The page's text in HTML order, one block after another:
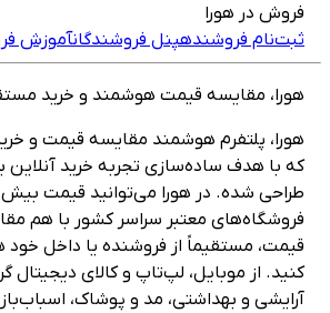
در هورا
فروشندهپنل فروشندگانآموزش فروش
مقایسه قیمت هوشمند و خرید مستقیم
پلتفرم هوشمند مقایسه قیمت و خرید
با هدف ساده‌سازی تجربه خرید آنلاین برای
معتبر سراسر کشور با هم
مستقیماً از فروشنده یا داخل خود
از موبایل، لپ‌تاپ و کالای دیجیتال گرفته
و بهداشتی، مد و پوشاک، اسباب‌بازی و